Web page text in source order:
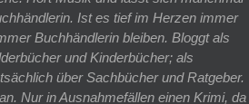
Ist es tief im Herzen immer
Buchhändlerin bleiben. Bloggt als
und Kinderbücher; als
über Sachbücher und Ratgeber.
Nur in Ausnahmefällen einen Krimi, da